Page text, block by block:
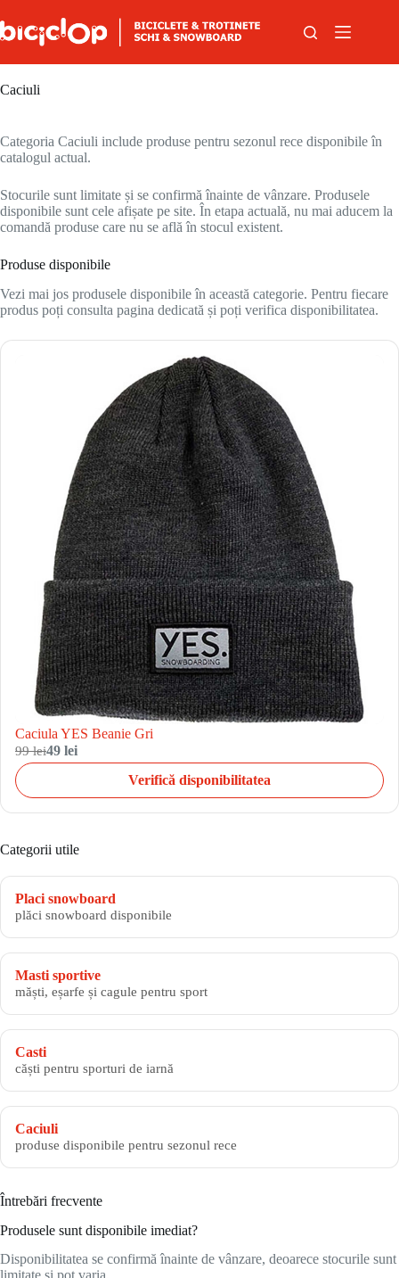
Caciuli
Categoria Caciuli include produse pentru sezonul rece disponibile în
catalogul actual.
Stocurile sunt limitate și se confirmă înainte de vânzare. Produsele
disponibile sunt cele afișate pe site. În etapa actuală, nu mai aducem la
comandă produse care nu se află în stocul existent.
Produse disponibile
Vezi mai jos produsele disponibile în această categorie. Pentru fiecare
produs poți consulta pagina dedicată și poți verifica disponibilitatea.
Caciula YES Beanie Gri
99 lei49 lei
Verifică disponibilitatea
Categorii utile
Placi snowboard
plăci snowboard disponibile
Masti sportive
măști, eșarfe și cagule pentru sport
Casti
căști pentru sporturi de iarnă
Caciuli
produse disponibile pentru sezonul rece
Întrebări frecvente
Produsele sunt disponibile imediat?
Disponibilitatea se confirmă înainte de vânzare, deoarece stocurile sunt